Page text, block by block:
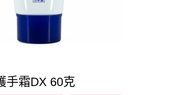
手霜DX 60克